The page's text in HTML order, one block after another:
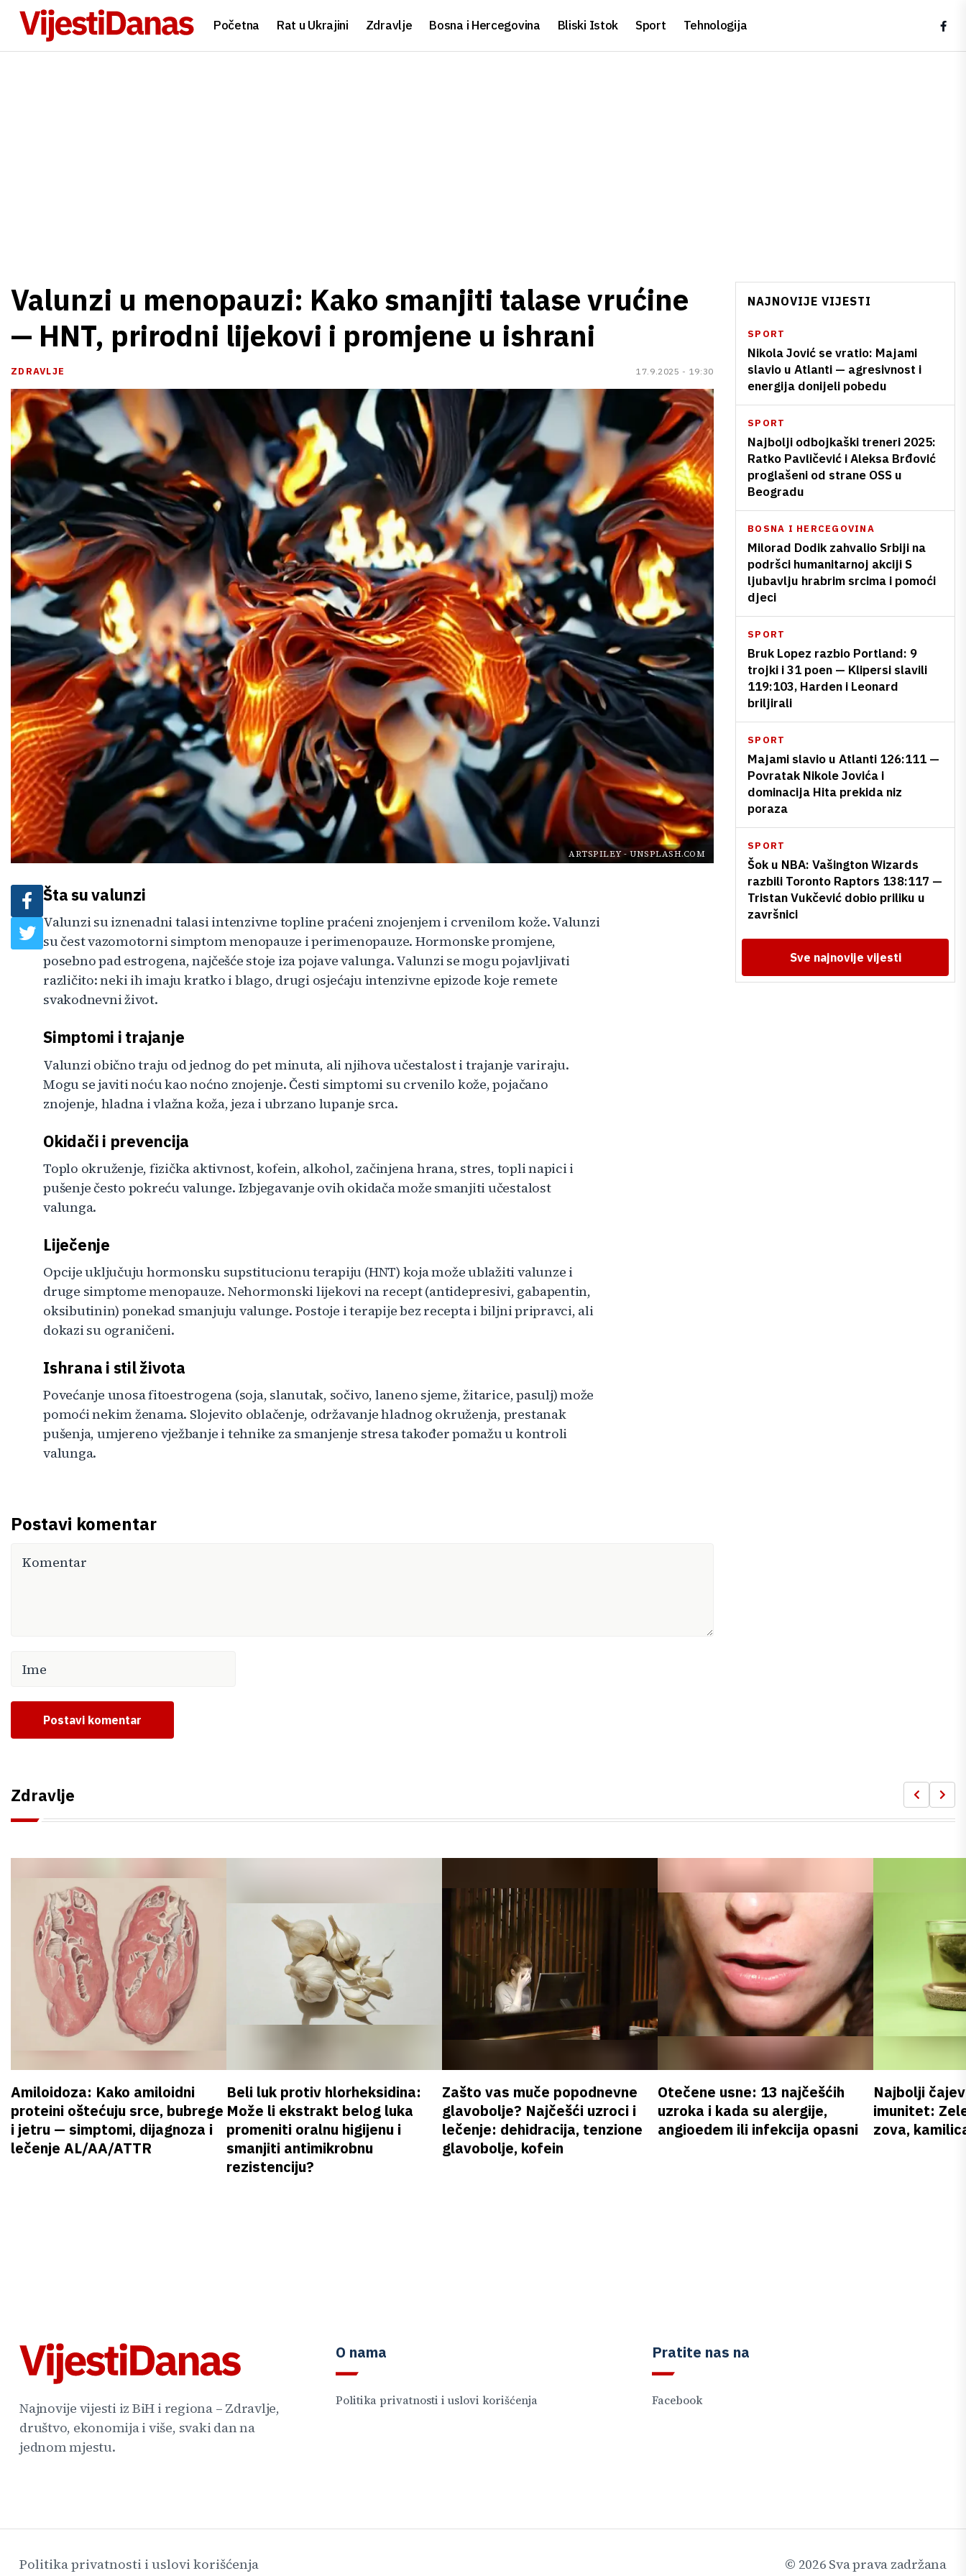
Početna Rat u Ukrajini Zdravlje Bosna i Hercegovina Bliski Istok Sport Tehnologija
Valunzi u menopauzi: Kako smanjiti talase vrućine
— HNT, prirodni lijekovi i promjene u ishrani
ZDRAVLJE 17.9.2025 - 19:30
ARTSPILEY-UNSPLASH.COM
Šta su valunzi
Valunzi su iznenadni talasi intenzivne topline praćeni znojenjem i crvenilom kože. Valunzi
su čest vazomotorni simptom menopauze i perimenopauze. Hormonske promjene,
posebno pad estrogena, najčešće stoje iza pojave valunga. Valunzi se mogu pojavljivati
različito: neki ih imaju kratko i blago, drugi osjećaju intenzivne epizode koje remete
svakodnevni život.
Simptomi i trajanje
Valunzi obično traju od jednog do pet minuta, ali njihova učestalost i trajanje variraju.
Mogu se javiti noću kao noćno znojenje. Česti simptomi su crvenilo kože, pojačano
znojenje, hladna i vlažna koža, jeza i ubrzano lupanje srca.
Okidači i prevencija
Toplo okruženje, fizička aktivnost, kofein, alkohol, začinjena hrana, stres, topli napici i
pušenje često pokreću valunge. Izbjegavanje ovih okidača može smanjiti učestalost
valunga.
Liječenje
Opcije uključuju hormonsku supstitucionu terapiju (HNT) koja može ublažiti valunze i
druge simptome menopauze. Nehormonski lijekovi na recept (antidepresivi, gabapentin,
oksibutinin) ponekad smanjuju valunge. Postoje i terapije bez recepta i biljni pripravci, ali
dokazi su ograničeni.
Ishrana i stil života
Povećanje unosa fitoestrogena (soja, slanutak, sočivo, laneno sjeme, žitarice, pasulj) može
pomoći nekim ženama. Slojevito oblačenje, održavanje hladnog okruženja, prestanak
pušenja, umjereno vježbanje i tehnike za smanjenje stresa također pomažu u kontroli
valunga.
Postavi komentar
Postavi komentar
NAJNOVIJE VIJESTI
SPORT
Nikola Jović se vratio: Majami
slavio u Atlanti — agresivnost i
energija donijeli pobedu
SPORT
Najbolji odbojkaški treneri 2025:
Ratko Pavličević i Aleksa Brđović
proglašeni od strane OSS u
Beogradu
BOSNA I HERCEGOVINA
Milorad Dodik zahvalio Srbiji na
podršci humanitarnoj akciji S
ljubavlju hrabrim srcima i pomoći
djeci
SPORT
Bruk Lopez razbio Portland: 9
trojki i 31 poen — Klipersi slavili
119:103, Harden i Leonard
briljirali
SPORT
Majami slavio u Atlanti 126:111 —
Povratak Nikole Jovića i
dominacija Hita prekida niz
poraza
SPORT
Šok u NBA: Vašington Wizards
razbili Toronto Raptors 138:117 —
Tristan Vukčević dobio priliku u
završnici
Sve najnovije vijesti
Zdravlje
Amiloidoza: Kako amiloidni
proteini oštećuju srce, bubrege
i jetru — simptomi, dijagnoza i
lečenje AL/AA/ATTR
Beli luk protiv hlorheksidina:
Može li ekstrakt belog luka
promeniti oralnu higijenu i
smanjiti antimikrobnu
rezistenciju?
Zašto vas muče popodnevne
glavobolje? Najčešći uzroci i
lečenje: dehidracija, tenzione
glavobolje, kofein
Otečene usne: 13 najčešćih
uzroka i kada su alergije,
angioedem ili infekcija opasni
Najbolji
imunitet:
zova,
Najnovije vijesti iz BiH i regiona – Zdravlje,
društvo, ekonomija i više, svaki dan na
jednom mjestu.
O nama
Politika privatnosti i uslovi korišćenja
Pratite nas na
Facebook
Politika privatnosti i uslovi korišćenja © 2026 Sva prava zadržana